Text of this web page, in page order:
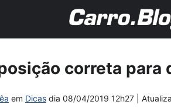
correta para
em Dicas dia 08/04/2019 12h27 |